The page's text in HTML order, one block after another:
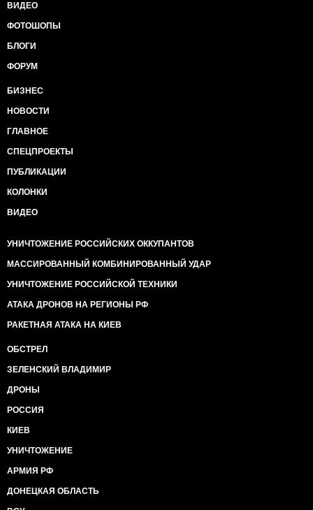
ВИДЕО
ФОТОШОПЫ
БЛОГИ
ФОРУМ
БИЗНЕС
НОВОСТИ
ГЛАВНОЕ
СПЕЦПРОЕКТЫ
ПУБЛИКАЦИИ
КОЛОНКИ
ВИДЕО
УНИЧТОЖЕНИЕ РОССИЙСКИХ ОККУПАНТОВ
МАССИРОВАННЫЙ КОМБИНИРОВАННЫЙ УДАР
УНИЧТОЖЕНИЕ РОССИЙСКОЙ ТЕХНИКИ
АТАКА ДРОНОВ НА РЕГИОНЫ РФ
РАКЕТНАЯ АТАКА НА КИЕВ
ОБСТРЕЛ
ЗЕЛЕНСКИЙ ВЛАДИМИР
ДРОНЫ
РОССИЯ
КИЕВ
УНИЧТОЖЕНИЕ
АРМИЯ РФ
ДОНЕЦКАЯ ОБЛАСТЬ